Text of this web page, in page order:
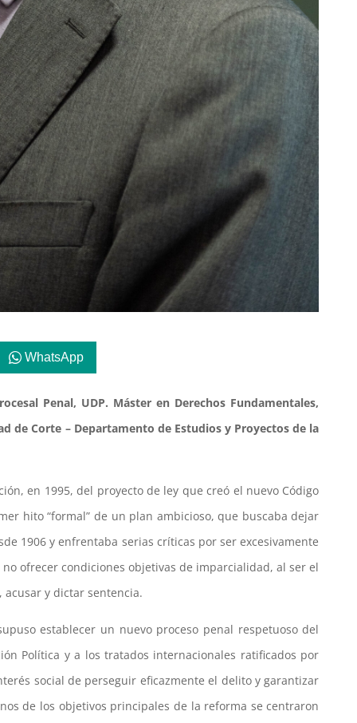
WhatsApp
Penal, UDP. Máster en Derechos Fundamentales,
de Corte – Departamento de Estudios y Proyectos de la
en 1995, del proyecto de ley que creó el nuevo Código
hito “formal” de un plan ambicioso, que buscaba dejar
1906 y enfrentaba serias críticas por ser excesivamente
ofrecer condiciones objetivas de imparcialidad, al ser el
y dictar sentencia.
establecer un nuevo proceso penal respetuoso del
Política y a los tratados internacionales ratificados por
social de perseguir eficazmente el delito y garantizar
de los objetivos principales de la reforma se centraron